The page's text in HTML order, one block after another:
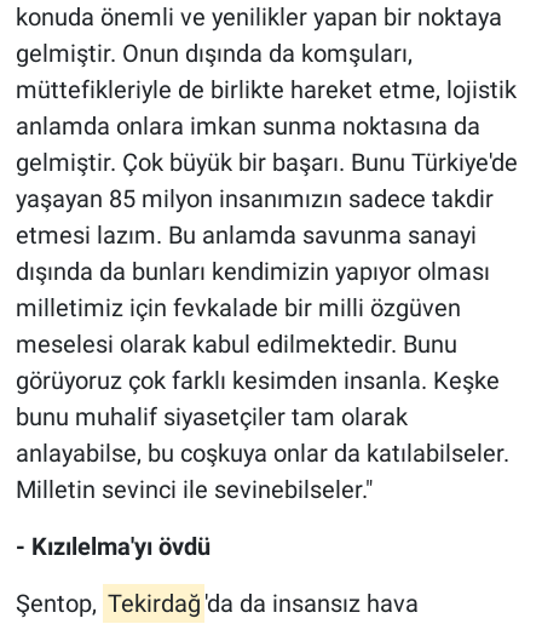
konuda önemli ve yenilikler yapan bir noktaya
gelmiştir. Onun dışında da komşuları,
müttefikleriyle de birlikte hareket etme, lojistik
anlamda onlara imkan sunma noktasına da
gelmiştir. Çok büyük bir başarı. Bunu Türkiye'de
yaşayan 85 milyon insanımızın sadece takdir
etmesi lazım. Bu anlamda savunma sanayi
dışında da bunları kendimizin yapıyor olması
milletimiz için fevkalade bir milli özgüven
meselesi olarak kabul edilmektedir. Bunu
görüyoruz çok farklı kesimden insanla. Keşke
bunu muhalif siyasetçiler tam olarak
anlayabilse, bu coşkuya onlar da katılabilseler.
Milletin sevinci ile sevinebilseler."
- Kızılelma'yı övdü
Şentop, Tekirdağ 'da da insansız hava